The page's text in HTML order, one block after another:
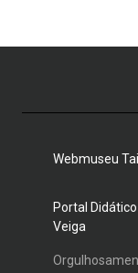
Webmuseu
Portal
Veiga